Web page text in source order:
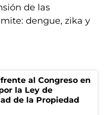
de las
dengue, zika y
al Congreso en
la Ley de
de la Propiedad